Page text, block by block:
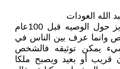
الله العودات
السلام عليكم دكتورنا العزيز حول الوصيه قبل 100عام
وانما عرف بين الناس في
يمكن توثيقه فالشخص
قريب أو بعيد ويصبح ملكا